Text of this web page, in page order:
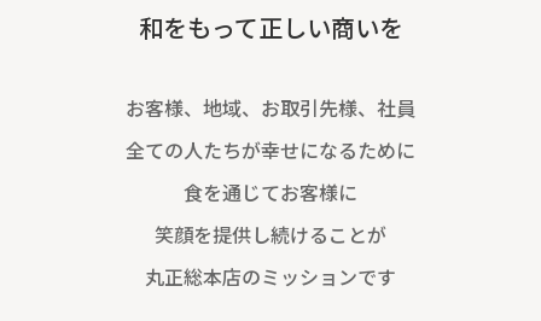
和をもって正しい商いを
お客様、地域、お取引先様、社員
全ての人たちが幸せになるために
食を通じてお客様に
笑顔を提供し続けることが
丸正総本店のミッションです